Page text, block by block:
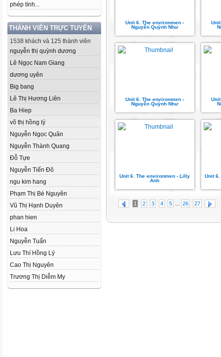
phép tính...
THÀNH VIÊN TRỰC TUYẾN
1538 khách và 125 thành viên
nguyễn thị quỳnh dương
Lê Ngọc Nam Giang
dương uyên
Big bang
Lê Thị Hương Liên
Ba Hiep
võ thị hồng lý
Nguyễn Ngọc Quân
Nguyễn Thành Quang
Đỗ Tựe
Nguyễn Tiến Đô
ngu kim hang
Phạm Thị Bé Nguyên
Vũ Thị Hạnh Duyên
phan hien
Li Hoa
Nguyễn Tuấn
Lưu Thí Hồng Lý
Cao Thị Nguyên
Trương Thị Diễm My
Unit 6. The environmen -
Nguyễn Quỳnh Như
Unit 6. The environmen -
Nguyễn Quỳnh Như
Unit 6. The environmen - Lilly
Anh
Unit
1 2 3 4 5 ... 26 27